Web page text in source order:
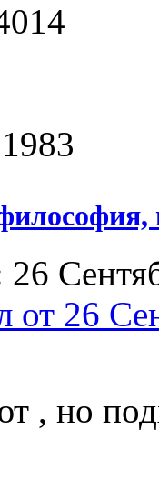
26
от 26
, но